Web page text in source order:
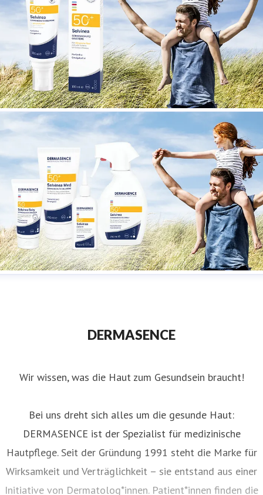
Header zur Pressemitteilung vom 20.01.2025
DERMASENCE
Wir wissen, was die Haut zum Gesundsein braucht!
Bei uns dreht sich alles um die gesunde Haut:
DERMASENCE ist der Spezialist für medizinische
Hautpflege. Seit der Gründung 1991 steht die Marke für
Wirksamkeit und Verträglichkeit – sie entstand aus einer
Initiative von Dermatolog*innen. Patient*innen finden die